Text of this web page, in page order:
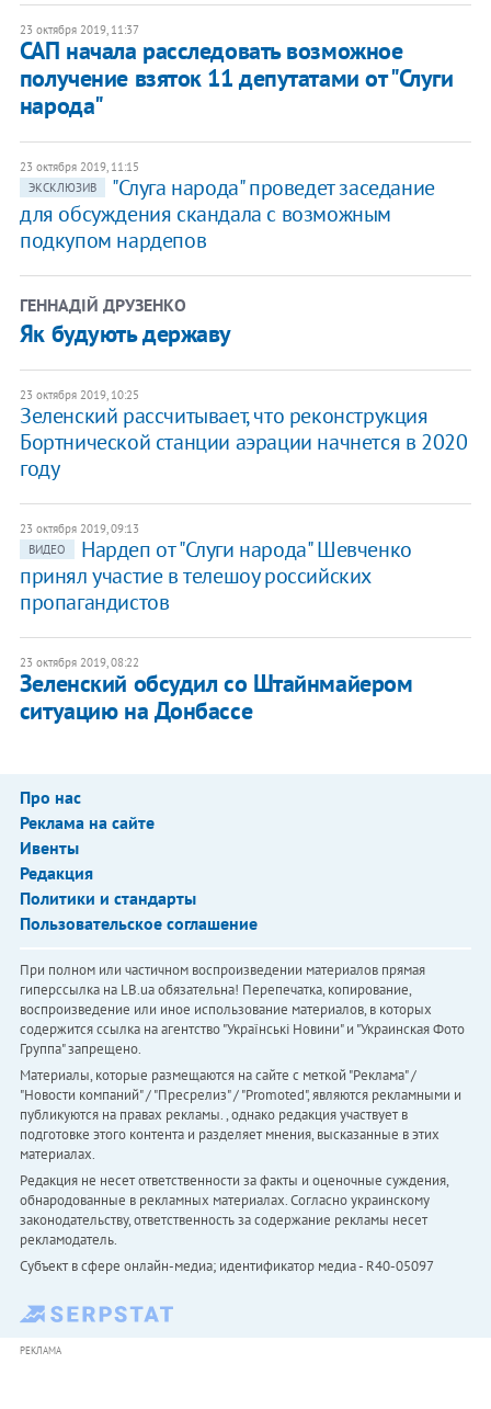
23 октября 2019, 11:37
САП начала расследовать возможное
получение взяток 11 депутатами от "Слуги
народа"
23 октября 2019, 11:15
ЭКСКЛЮЗИВ
​"Слуга народа" проведет заседание
для обсуждения скандала с возможным
подкупом нардепов
ГЕННАДІЙ ДРУЗЕНКО
Як будують державу
23 октября 2019, 10:25
Зеленский рассчитывает, что реконструкция
Бортнической станции аэрации начнется в 2020
году
23 октября 2019, 09:13
ВИДЕО
Нардеп от "Слуги народа" Шевченко
принял участие в телешоу российских
пропагандистов
23 октября 2019, 08:22
Зеленский обсудил со Штайнмайером
ситуацию на Донбассе
Про нас
Реклама на сайте
Ивенты
Редакция
Политики и стандарты
Пользовательское соглашение
При полном или частичном воспроизведении материалов прямая
гиперссылка на LB.ua обязательна! Перепечатка, копирование,
воспроизведение или иное использование материалов, в которых
содержится ссылка на агентство "Українськi Новини" и "Украинская Фото
Группа" запрещено.
Материалы, которые размещаются на сайте с меткой "Реклама" /
"Новости компаний" / "Пресрелиз" / "Promoted", являются рекламными и
публикуются на правах рекламы. , однако редакция участвует в
подготовке этого контента и разделяет мнения, высказанные в этих
материалах.
Редакция не несет ответственности за факты и оценочные суждения,
обнародованные в рекламных материалах. Согласно украинскому
законодательству, ответственность за содержание рекламы несет
рекламодатель.
Субъект в сфере онлайн-медиа; идентификатор медиа - R40-05097
РЕКЛАМА